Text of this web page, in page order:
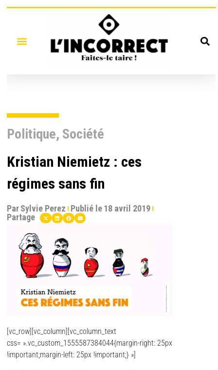
Politique, Société
Kristian Niemietz : ces
régimes sans fin
ParSylvie Perez Publié le18 avril 2019
Partage
[vc_row][vc_column][vc_column_text
css= ».vc_custom_1555587384044{margin-right: 25px
!important;margin-left: 25px !important;} »]